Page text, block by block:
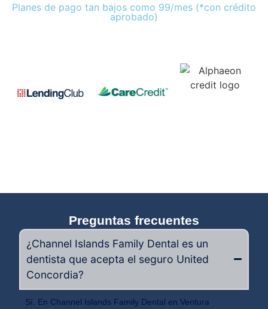
Planes de pago tan bajos como 99/mes (*con crédito
aprobado)
Preguntas frecuentes
¿Channel Islands Family Dental es un
dentista que acepta el seguro United
Concordia?
Sí. En Channel Islands Family Dental en Ventura